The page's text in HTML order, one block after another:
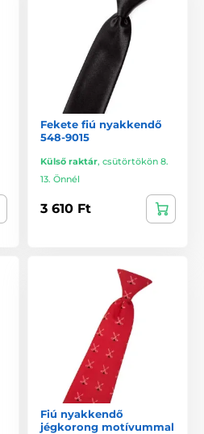
Fekete fiú nyakkendő
548-9015
Külső raktár, csütörtökön 8.
13. Önnél
3 610 Ft
Fiú nyakkendő
jégkorong motívummal